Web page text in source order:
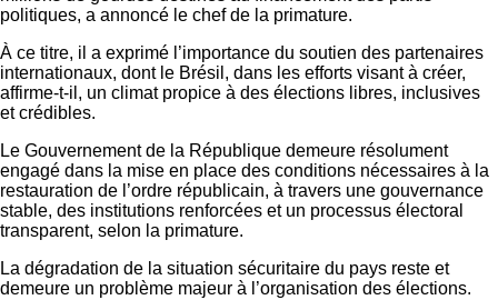
politiques, a annoncé le chef de la primature.
À ce titre, il a exprimé l’importance du soutien des partenaires
internationaux, dont le Brésil, dans les efforts visant à créer,
affirme-t-il, un climat propice à des élections libres, inclusives
et crédibles.
Le Gouvernement de la République demeure résolument
engagé dans la mise en place des conditions nécessaires à la
restauration de l’ordre républicain, à travers une gouvernance
stable, des institutions renforcées et un processus électoral
transparent, selon la primature.
La dégradation de la situation sécuritaire du pays reste et
demeure un problème majeur à l’organisation des élections.